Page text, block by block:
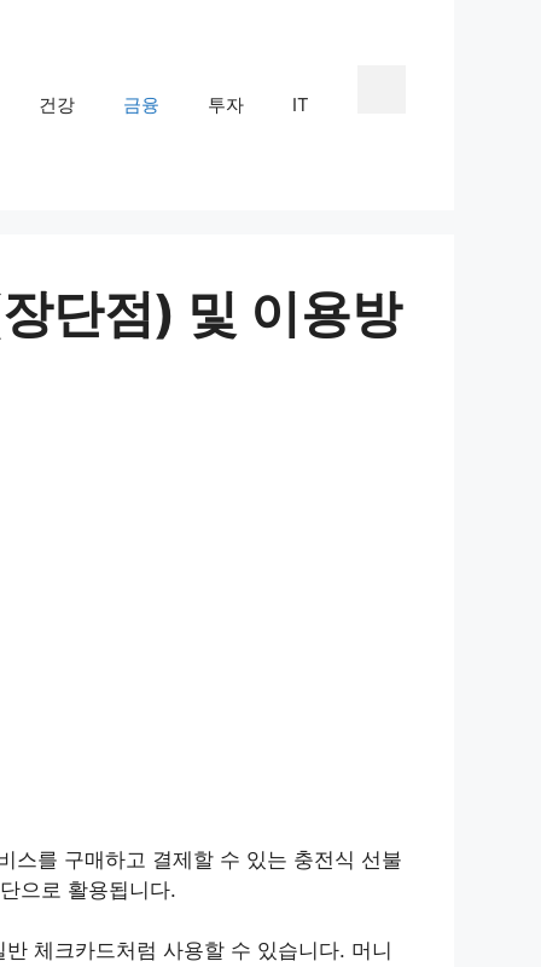
건강 금융 투자 IT
단점) 및 이용방
스를 구매하고 결제할 수 있는 충전식 선불
으로 활용됩니다.
체크카드처럼 사용할 수 있습니다. 머니